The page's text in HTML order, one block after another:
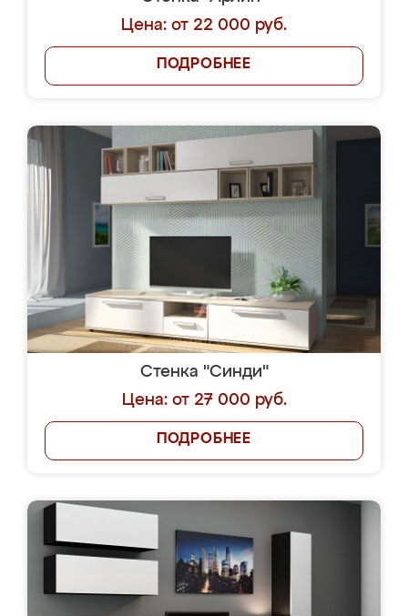
Цена: от 22 000 руб.
ПОДРОБНЕЕ
Стенка "Синди"
Цена: от 27 000 руб.
ПОДРОБНЕЕ